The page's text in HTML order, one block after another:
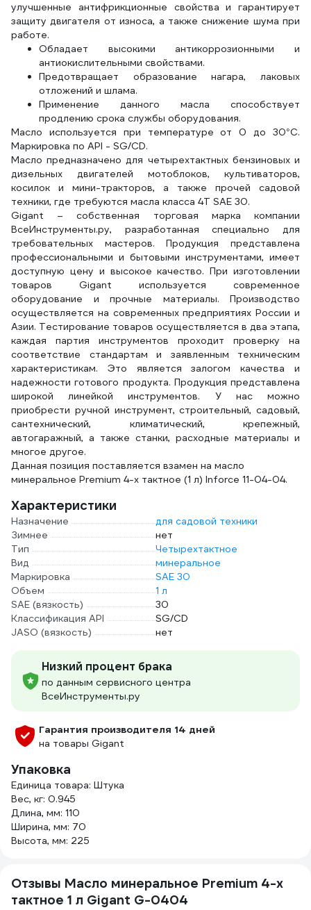
улучшенные антифрикционные свойства и гарантирует
защиту двигателя от износа, а также снижение шума при
работе.
Обладает высокими антикоррозионными и
антиокислительными свойствами.
Предотвращает образование нагара, лаковых
отложений и шлама.
Применение данного масла способствует
продлению срока службы оборудования.
Масло используется при температуре от 0 до 30°С.
Маркировка по API - SG/CD.
Масло предназначено для четырехтактных бензиновых и
дизельных двигателей мотоблоков, культиваторов,
косилок и мини-тракторов, а также прочей садовой
техники, где требуются масла класса 4Т SAE 30.
Gigant – собственная торговая марка компании
ВсеИнструменты.ру, разработанная специально для
требовательных мастеров. Продукция представлена
профессиональными и бытовыми инструментами, имеет
доступную цену и высокое качество. При изготовлении
товаров Gigant используется современное
оборудование и прочные материалы. Производство
осуществляется на современных предприятиях России и
Азии. Тестирование товаров осуществляется в два этапа,
каждая партия инструментов проходит проверку на
соответствие стандартам и заявленным техническим
характеристикам. Это является залогом качества и
надежности готового продукта. Продукция представлена
широкой линейкой инструментов. У нас можно
приобрести ручной инструмент, строительный, садовый,
сантехнический, климатический, крепежный,
автогаражный, а также станки, расходные материалы и
многое другое.
Данная позиция поставляется взамен на масло
минеральное Premium 4-х тактное (1 л) Inforce 11-04-04.
Характеристики
Назначение
для садовой техники
Зимнее
нет
Тип
Четырехтактное
Вид
минеральное
Маркировка
SAE 30
Объем
1 л
SAE (вязкость)
30
Классификация API
SG/CD
JASO (вязкость)
нет
Низкий процент брака
по данным сервисного центра
ВсеИнструменты.ру
Гарантия производителя 14 дней
на товары Gigant
Упаковка
Единица товара: Штука
Вес, кг: 0.945
Длина, мм: 110
Ширина, мм: 70
Высота, мм: 225
Отзывы Масло минеральное Premium 4-х
тактное 1 л Gigant G-0404